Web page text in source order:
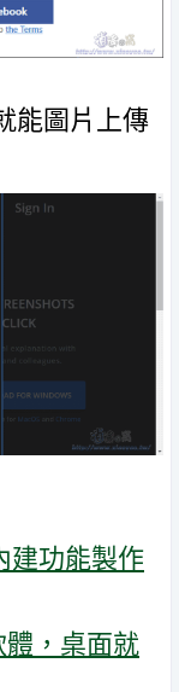
能圖片上傳
建功能製作
，桌面就